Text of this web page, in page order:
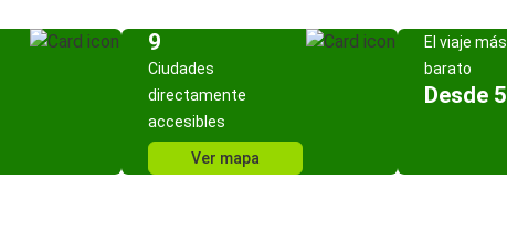
9
Ciudades
directamente
accesibles
Ver mapa
El viaje más
barato
Desde